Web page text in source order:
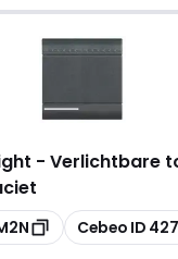
- Verlichtbare
Kopiëren
Cebeo ID